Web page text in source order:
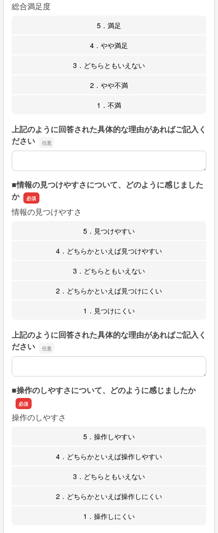
総合満足度
5．満足
4．やや満足
3．どちらともいえない
2．やや不満
1．不満
上記のように回答された具体的な理由があればご記入く
ださい
上記のように回答された具体的な理由があればご記入くだ
■情報の見つけやすさについて、どのように感じました
か
情報の見つけやすさ
5．見つけやすい
4．どちらかといえば見つけやすい
3．どちらともいえない
2．どちらかといえば見つけにくい
1．見つけにくい
上記のように回答された具体的な理由があればご記入く
ださい
上記のように回答された具体的な理由があればご記入くだ
■操作のしやすさについて、どのように感じましたか
操作のしやすさ
5．操作しやすい
4．どちらかといえば操作しやすい
3．どちらともいえない
2．どちらかといえば操作しにくい
1．操作しにくい